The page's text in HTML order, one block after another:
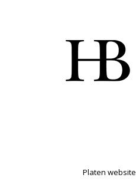
Platen website